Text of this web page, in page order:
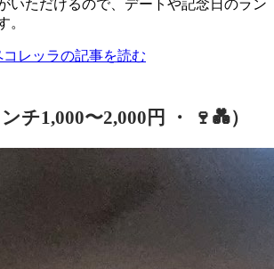
いただけるので、デートや記念日のラン
。
コレッラの記事を読む
チ1,000〜2,000円 ・ 🍷💑）